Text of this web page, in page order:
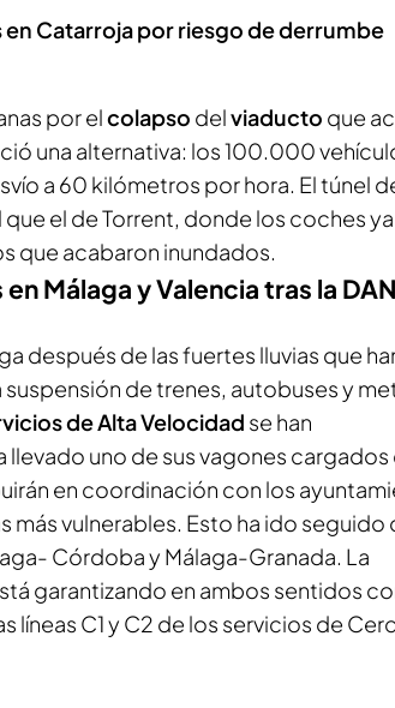
en Catarroja por riesgo de derrumbe
por elcolapso delviaducto que
una alternativa: los 100.000
a 60 kilómetros por hora. El túnel
que el de Torrent, donde los coches ya
que acabaron inundados.
Málaga y Valencia tras la
después de las fuertes lluvias que
suspensión de trenes, autobuses y
de Alta Velocidad se han
llevado uno de sus vagones cargados
en coordinación con los
más vulnerables. Esto ha ido seguido
Córdoba y Málaga-Granada. La
garantizando en ambos sentidos
líneas C1 y C2 de los servicios de